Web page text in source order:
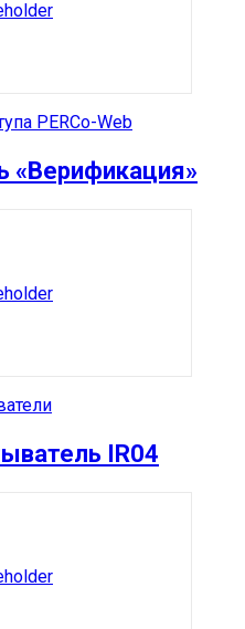
PERCo-Web
«Верификация»
IR04